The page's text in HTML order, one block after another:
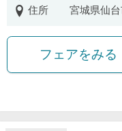
住所
宮城県仙
フェアをみる